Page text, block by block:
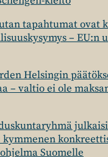
tapahtumat ovat
– EU:n
Helsingin
– valtio ei ole
julkaisi
Suomelle